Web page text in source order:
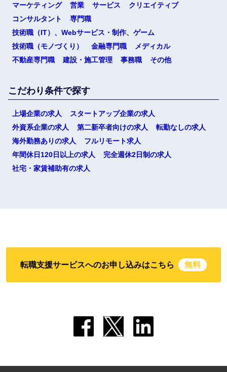
マーケティング
営業 サービス
クリエイティブ
コンサルタント
専門職
技術職（IT）、Webサービス・制作、ゲーム
技術職（モノづくり）
金融専門職
メディカル
不動産専門職
建設・施工管理 事務職 その他
こだわり条件で探す
上場企業の求人
スタートアップ企業の求人
外資系企業の求人
第二新卒者向けの求人
転勤なしの求人
海外勤務ありの求人
フルリモート求人
年間休日120日以上の求人
完全週休2日制の求人
社宅・家賃補助有の求人
転職支援サービスへのお申し込みはこちら 無料